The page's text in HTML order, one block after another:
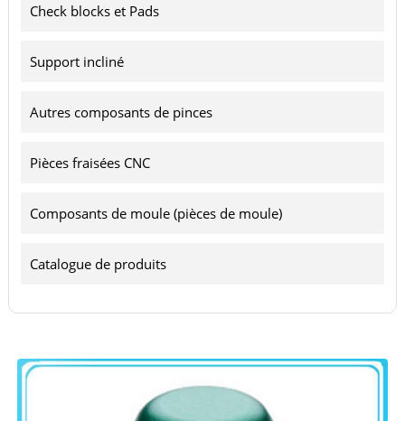
Check blocks et Pads
Support incliné
Autres composants de pinces
Pièces fraisées CNC
Composants de moule (pièces de moule)
Catalogue de produits